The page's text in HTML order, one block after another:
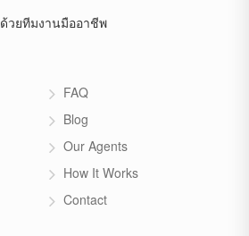
ด้วยทีมงานมืออาชีพ
FAQ
Blog
Our Agents
How It Works
Contact